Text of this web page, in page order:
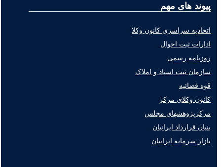
پیوند های مهم
اتحادیه سراسری کانون وکلا
ادارات ثبت احوال
روزنامه رسمی
سازمان ثبت اسناد و املاک
قوه قضائیه
کانون وکلای مرکز
مرکزپژوهشهای مجلس
بنیان قرارداد ایرانیان
بازار سرمایه ایرانیان